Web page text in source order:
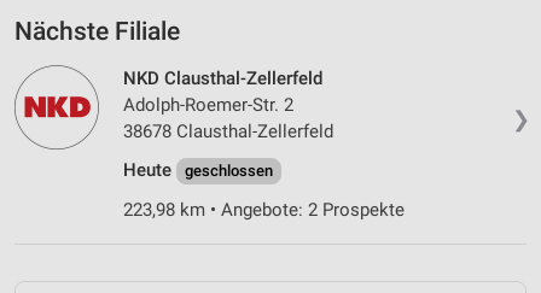
Nächste Filiale
❯
NKD Clausthal-Zellerfeld
Adolph-Roemer-Str. 2
38678 Clausthal-Zellerfeld
Heute
geschlossen
223,98 km • Angebote: 2 Prospekte